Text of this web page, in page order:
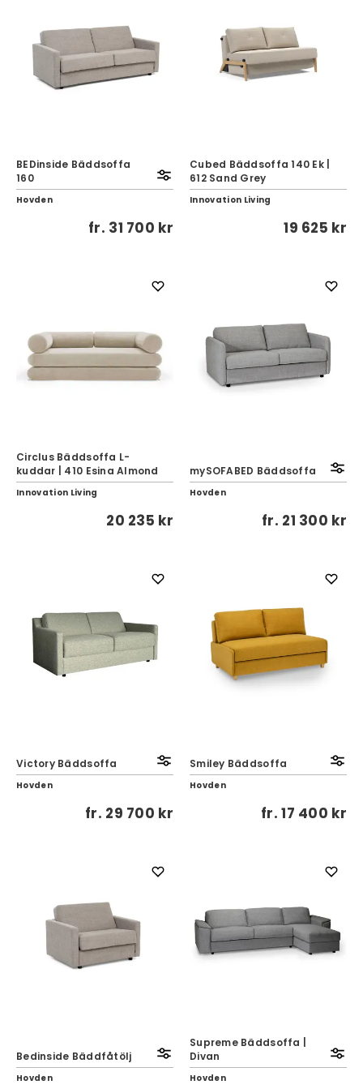
BEDinside Bäddsoffa
160
Hovden
fr. 31 700 kr
Cubed Bäddsoffa 140 Ek |
612 Sand Grey
Innovation Living
19 625 kr
Circlus Bäddsoffa L-
kuddar | 410 Esina Almond
Innovation Living
20 235 kr
mySOFABED Bäddsoffa
Hovden
fr. 21 300 kr
Victory Bäddsoffa
Hovden
fr. 29 700 kr
Smiley Bäddsoffa
Hovden
fr.17 400 kr
Bedinside Bäddfåtölj
Hovden
Supreme Bäddsoffa |
Divan
Hovden